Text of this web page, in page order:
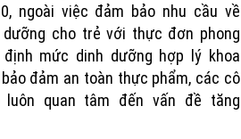
ngoài việc đảm bảo nhu cầu về
dưỡng cho trẻ với thực đơn phong
định mức dinh dưỡng hợp lý khoa
bảo đảm an toàn thực phẩm, các cô
luôn quan tâm đến vấn đề tăng